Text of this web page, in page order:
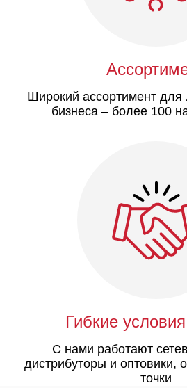
Широкий ассортимент
бизнеса – более 100
Гибкие
С нами работают
дистрибуторы и оптовики,
точки